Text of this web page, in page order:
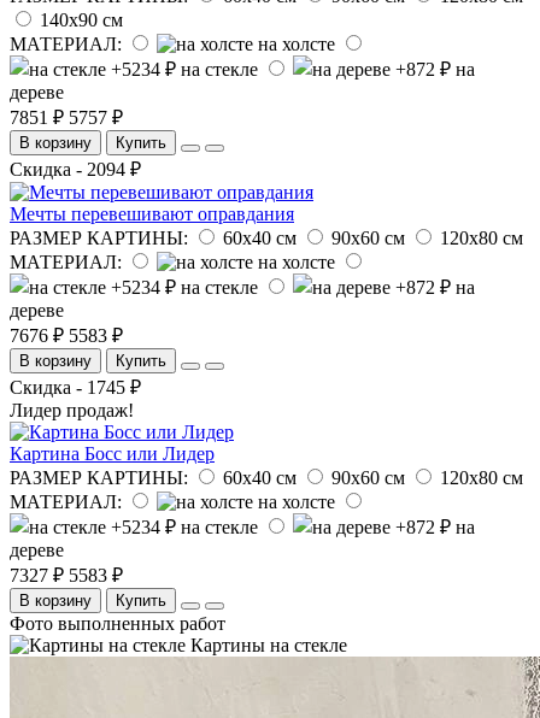
140х90 см
МАТЕРИАЛ:
на холсте
на стекле
на
дереве
7851 ₽ 5757 ₽
В корзину Купить
Скидка - 2094 ₽
Мечты перевешивают оправдания
РАЗМЕР КАРТИНЫ:
60х40 см 90х60 см
120х80 см
МАТЕРИАЛ:
на холсте
на стекле
на
дереве
7676 ₽ 5583 ₽
В корзину Купить
Скидка - 1745 ₽
Лидер продаж!
Картина Босс или Лидер
РАЗМЕР КАРТИНЫ:
60х40 см 90х60 см
120х80 см
МАТЕРИАЛ:
на холсте
на стекле
на
дереве
7327 ₽ 5583 ₽
В корзину Купить
Фото выполненных работ
Картины на стекле